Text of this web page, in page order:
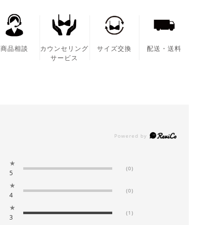
商品相談
カウンセリング
サービス
サイズ交換 配送・送料
★
5
(0)
★
4
(0)
★
3
(1)